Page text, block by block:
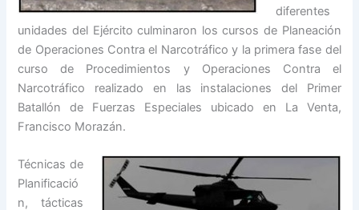
diferentes
unidades del Ejército culminaron los cursos de Planeación
de Operaciones Contra el Narcotráfico y la primera fase del
curso de Procedimientos y Operaciones Contra el
Narcotráfico realizado en las instalaciones del Primer
Batallón de Fuerzas Especiales ubicado en La Venta,
Francisco Morazán.
Técnicas de
Planificació
n, tácticas